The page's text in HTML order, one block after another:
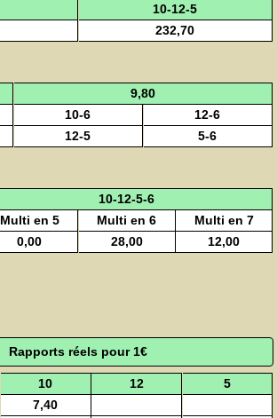
10-12-5
232,70
9,80
10-6
12-6
12-5 5-6
10-12-5-6
Multi en 5 Multi en 6
Multi en 7
0,00 28,00 12,00
Rapports réels pour 1€
10 12
5
7,40